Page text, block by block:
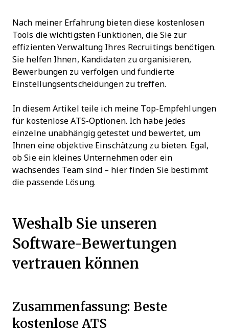
Nach meiner Erfahrung bieten diese kostenlosen
Tools die wichtigsten Funktionen, die Sie zur
effizienten Verwaltung Ihres Recruitings benötigen.
Sie helfen Ihnen, Kandidaten zu organisieren,
Bewerbungen zu verfolgen und fundierte
Einstellungsentscheidungen zu treffen.
In diesem Artikel teile ich meine Top-Empfehlungen
für kostenlose ATS-Optionen. Ich habe jedes
einzelne unabhängig getestet und bewertet, um
Ihnen eine objektive Einschätzung zu bieten. Egal,
ob Sie ein kleines Unternehmen oder ein
wachsendes Team sind – hier finden Sie bestimmt
die passende Lösung.
Weshalb Sie unseren
Software-Bewertungen
vertrauen können
Zusammenfassung: Beste
kostenlose ATS